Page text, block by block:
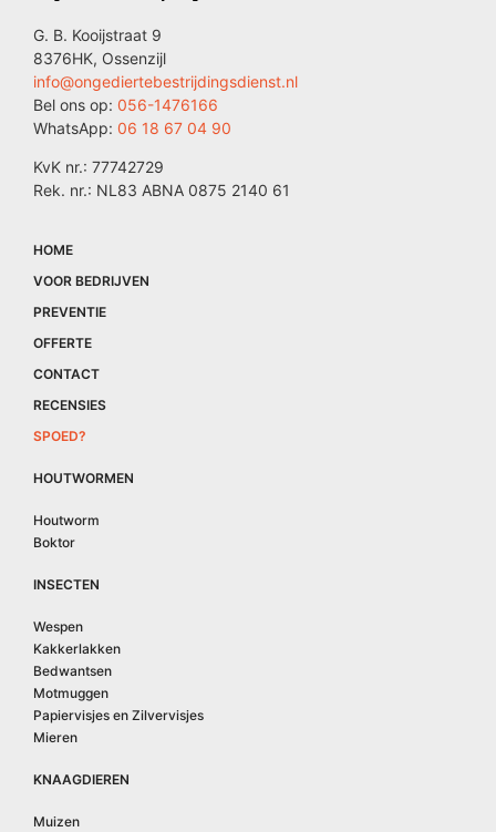
G. B. Kooijstraat 9
8376HK, Ossenzijl
info@ongediertebestrijdingsdienst.nl
Bel ons op: 056-1476166
WhatsApp: 06 18 67 04 90
KvK nr.: 77742729
Rek. nr.: NL83 ABNA 0875 2140 61
HOME
VOOR BEDRIJVEN
PREVENTIE
OFFERTE
CONTACT
RECENSIES
SPOED?
HOUTWORMEN
Houtworm
Boktor
INSECTEN
Wespen
Kakkerlakken
Bedwantsen
Motmuggen
Papiervisjes en Zilvervisjes
Mieren
KNAAGDIEREN
Muizen